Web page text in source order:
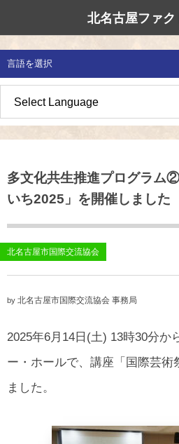
北名古屋ファク
言語を選択
多文化共生推進プログラム
いち2025」を開催しました
北名古屋市国際交流協会
by 北名古屋市国際交流協会 事務局
2025年6月14日(土) 13時30分か
ー・ホールで、講座「国際芸術
ました。
地域みがき
地域じまん
オススメの場所
イベント・活動紹介
生活情報
ボランティア
市民アンケート結果